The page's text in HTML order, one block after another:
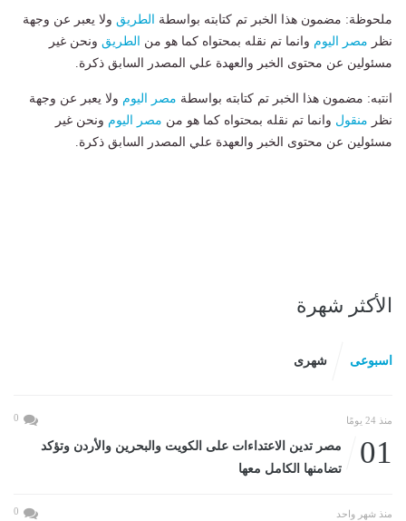
ملحوظة: مضمون هذا الخبر تم كتابته بواسطة الطريق ولا يعبر عن وجهة
نظر مصر اليوم وانما تم نقله بمحتواه كما هو من الطريق ونحن غير
مسئولين عن محتوى الخبر والعهدة علي المصدر السابق ذكرة.
انتبه: مضمون هذا الخبر تم كتابته بواسطة مصر اليوم ولا يعبر عن وجهة
نظر منقول وانما تم نقله بمحتواه كما هو من مصر اليوم ونحن غير
مسئولين عن محتوى الخبر والعهدة علي المصدر السابق ذكرة.
الأكثر شهرة
اسبوعى شهرى
منذ 24 يومًا 0
01
مصر تدين الاعتداءات على الكويت والبحرين والأردن وتؤكد
تضامنها الكامل معها
منذ شهر واحد 0